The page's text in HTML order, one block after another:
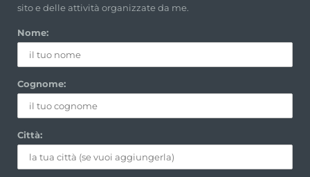
sito e delle attività organizzate da me.
Nome:
Cognome:
Città: